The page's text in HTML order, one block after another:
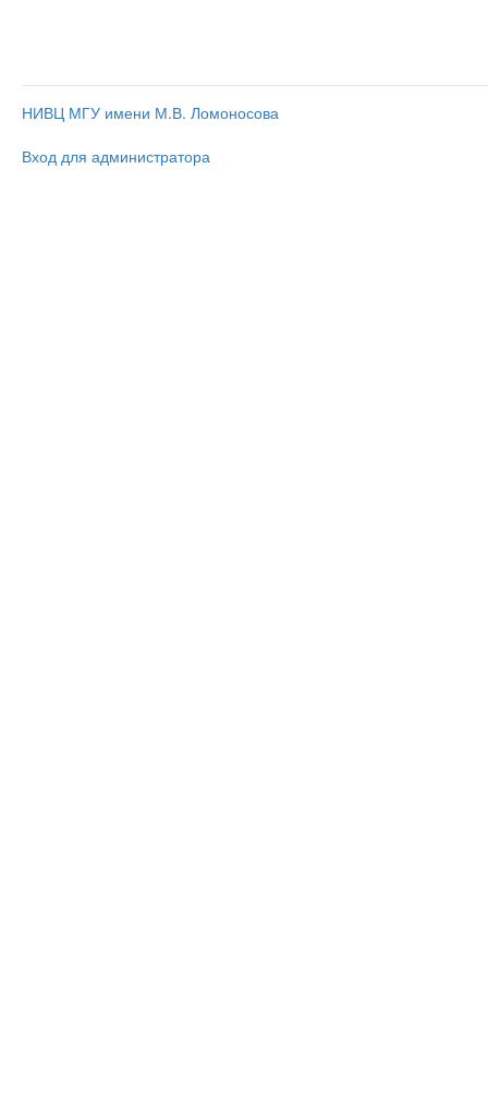
НИВЦ МГУ имени М.В. Ломоносова
Вход для администратора